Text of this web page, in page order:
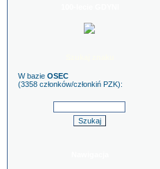
W bazie OSEC
(3358 członków/członkiń PZK):